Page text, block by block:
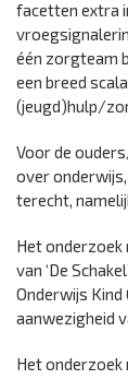
facetten extra
één zorgteam
een breed
(jeugd)hulp/
Voor de
over
terecht,
Het onderzoek
van ‘De
Onderwijs Kind
aanwezigheid
Het onderzoek